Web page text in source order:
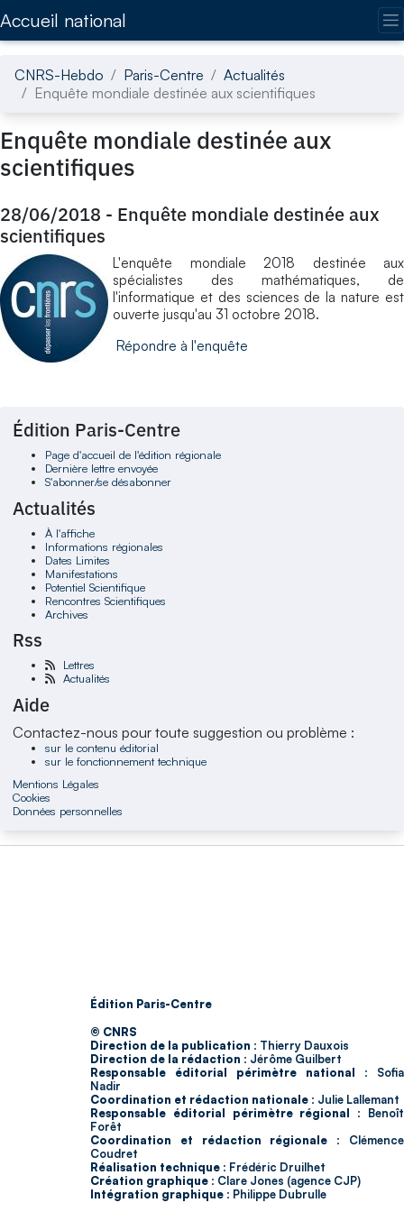
Accueil national
CNRS-Hebdo Paris-Centre
Actualités
Enquête mondiale destinée aux scientifiques
Enquête mondiale destinée aux
scientifiques
28/06/2018 - Enquête mondiale destinée aux
scientifiques
L'enquête mondiale 2018 destinée aux
spécialistes des mathématiques, de
l'informatique et des sciences de la nature est
ouverte jusqu'au 31 octobre 2018.
Répondre à l'enquête
Édition Paris-Centre
Page d'accueil de l'édition régionale
Dernière lettre envoyée
S'abonner/se désabonner
Actualités
À l'affiche
Informations régionales
Dates Limites
Manifestations
Potentiel Scientifique
Rencontres Scientifiques
Archives
Rss
Lettres
Actualités
Aide
Contactez-nous pour toute suggestion ou problème :
sur le contenu éditorial
sur le fonctionnement technique
Mentions Légales
Cookies
Données personnelles
Édition Paris-Centre
© CNRS
Direction de la publication : Thierry Dauxois
Direction de la rédaction : Jérôme Guilbert
Responsable éditorial périmètre national : Sofia
Nadir
Coordination et rédaction nationale : Julie Lallemant
Responsable éditorial périmètre régional : Benoît
Forêt
Coordination et rédaction régionale : Clémence
Coudret
Réalisation technique : Frédéric Druilhet
Création graphique : Clare Jones (agence CJP)
Intégration graphique : Philippe Dubrulle